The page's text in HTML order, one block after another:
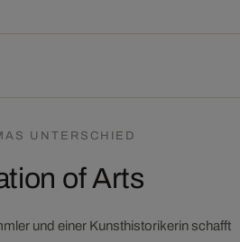
UNTERSCHIED
of Arts
und einer Kunsthistorikerin schafft